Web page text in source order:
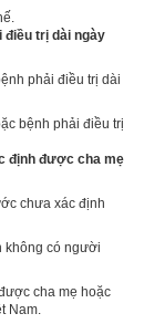
điều trị dài ngày
phải điều trị dài
bệnh phải điều trị
định được cha mẹ
chưa xác định
không có người
cha mẹ hoặc
Nam.